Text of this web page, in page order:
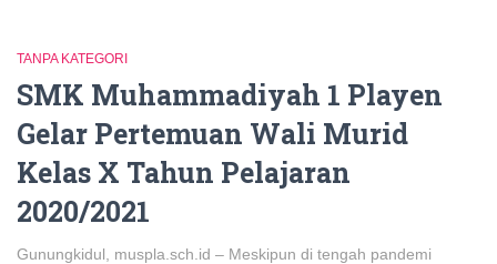
TANPA KATEGORI
SMK Muhammadiyah 1 Playen
Gelar Pertemuan Wali Murid
Kelas X Tahun Pelajaran
2020/2021
Gunungkidul, muspla.sch.id – Meskipun di tengah pandemi